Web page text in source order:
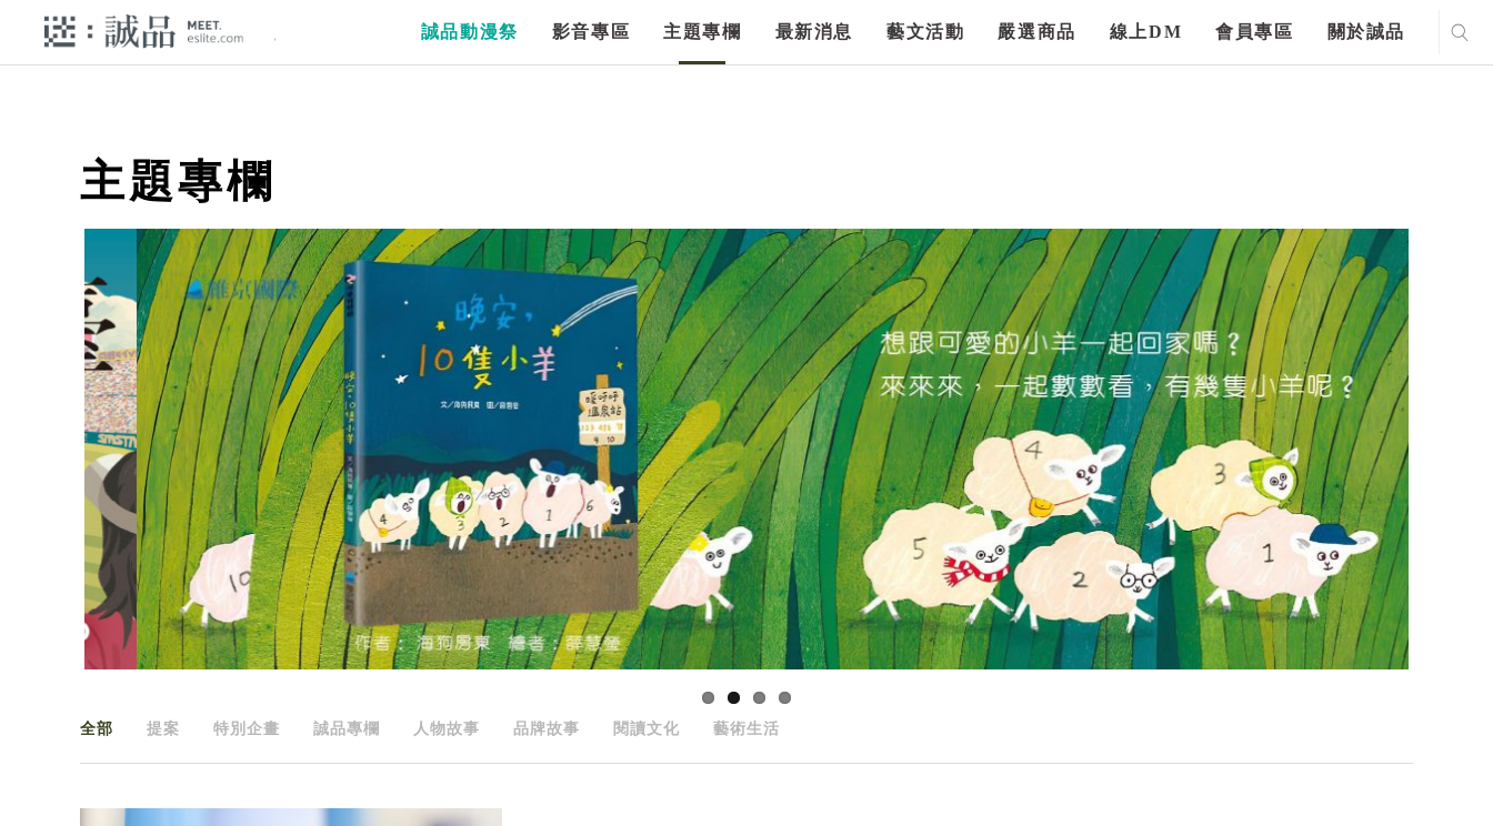
誠品動漫祭 影音專區 主題專欄 最新消息 藝文活動 嚴選商品 線上DM 會員專區 關於誠品
主題專欄
全部 提案 特別企畫 誠品專欄 人物故事 品牌故事 閱讀文化 藝術生活